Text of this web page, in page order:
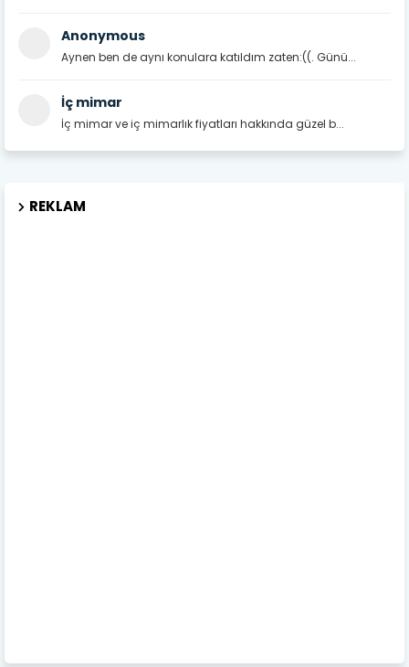
Anonymous
Aynen ben de aynı konulara katıldım zaten:((. Günü...
İç mimar
İç mimar ve iç mimarlık fiyatları hakkında güzel b...
REKLAM